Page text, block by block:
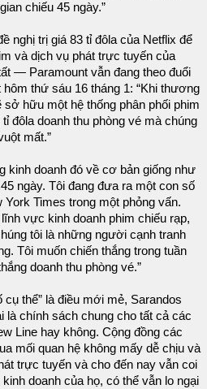
chiếu 45 ngày.”
nghị trị giá 83 tỉ đôla của Netflix để
và dịch vụ phát trực tuyến của
— Paramount vẫn đang theo đuổi
thứ sáu 16 tháng 1: “Khi thương
hữu một hệ thống phân phối phim
đôla doanh thu phòng vé mà chúng
mất.”
kinh doanh đó về cơ bản giống như
ngày. Tôi đang đưa ra một con số
York Times trong một phỏng vấn.
vực kinh doanh phim chiếu rạp,
tôi là những người cạnh tranh
Tôi muốn chiến thắng trong tuần
doanh thu phòng vé.”
thể” là điều mới mẻ, Sarandos
là chính sách chung cho tất cả các
Line hay không. Cộng đồng các
mối quan hệ không mấy dễ chịu và
trực tuyến và cho đến nay vẫn coi
doanh của họ, có thể vẫn lo ngại